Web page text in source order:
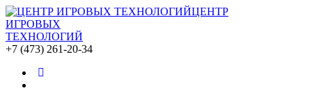
ЦЕНТР
ИГРОВЫХ
ТЕХНОЛОГИЙ
+7 (473) 261-20-34